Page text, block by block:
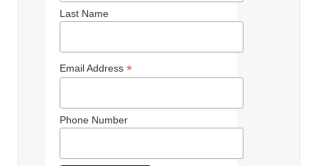
Last Name
Email Address *
Phone Number